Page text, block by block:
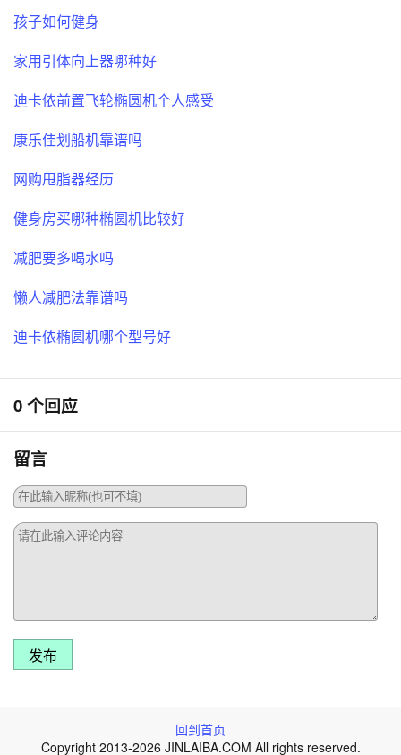
孩子如何健身
家用引体向上器哪种好
迪卡侬前置飞轮椭圆机个人感受
康乐佳划船机靠谱吗
网购甩脂器经历
健身房买哪种椭圆机比较好
减肥要多喝水吗
懒人减肥法靠谱吗
迪卡侬椭圆机哪个型号好
0 个回应
留言
发布
回到首页
Copyright 2013-2026 JINLAIBA.COM All rights reserved.